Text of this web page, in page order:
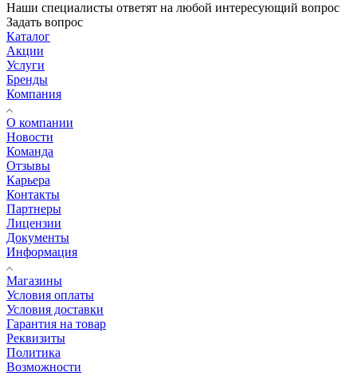
Наши специалисты ответят на любой интересующий вопрос
Задать вопрос
Каталог
Акции
Услуги
Бренды
Компания
О компании
Новости
Команда
Отзывы
Карьера
Контакты
Партнеры
Лицензии
Документы
Информация
Магазины
Условия оплаты
Условия доставки
Гарантия на товар
Реквизиты
Политика
Возможности